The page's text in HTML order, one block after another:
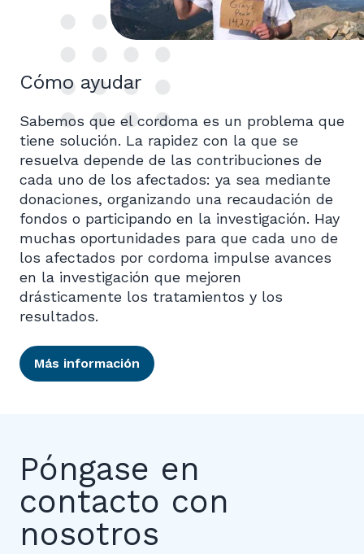
Cómo ayudar
Sabemos que el cordoma es un problema que
tiene solución. La rapidez con la que se
resuelva depende de las contribuciones de
cada uno de los afectados: ya sea mediante
donaciones, organizando una recaudación de
fondos o participando en la investigación. Hay
muchas oportunidades para que cada uno de
los afectados por cordoma impulse avances
en la investigación que mejoren
drásticamente los tratamientos y los
resultados.
Más información
Póngase en
contacto con
nosotros